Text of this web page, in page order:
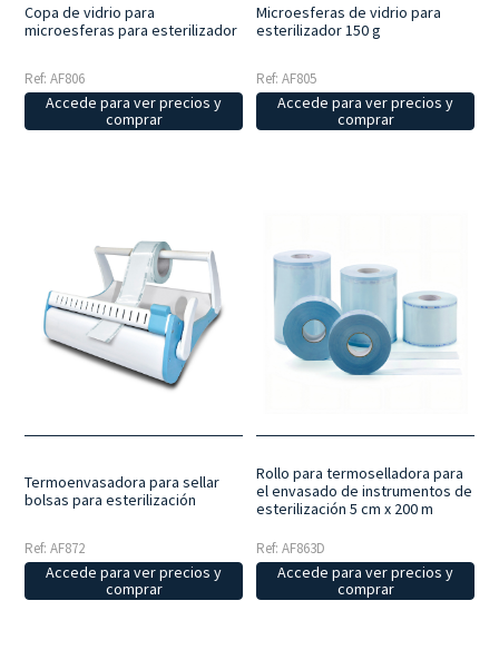
Copa de vidrio para
microesferas para esterilizador
Ref: AF806
Accede para ver precios y
comprar
Microesferas de vidrio para
esterilizador 150 g
Ref: AF805
Accede para ver precios y
comprar
Termoenvasadora para sellar
bolsas para esterilización
Ref: AF872
Accede para ver precios y
comprar
Rollo para termoselladora para
el envasado de instrumentos de
esterilización 5 cm x 200 m
Ref: AF863D
Accede para ver precios y
comprar